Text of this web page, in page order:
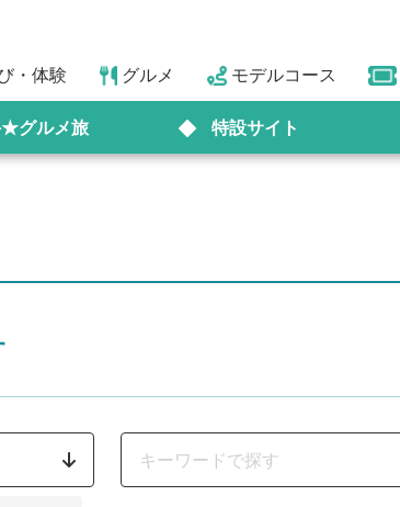
・体験 グルメ モデルコース
★グルメ旅 特設サイト